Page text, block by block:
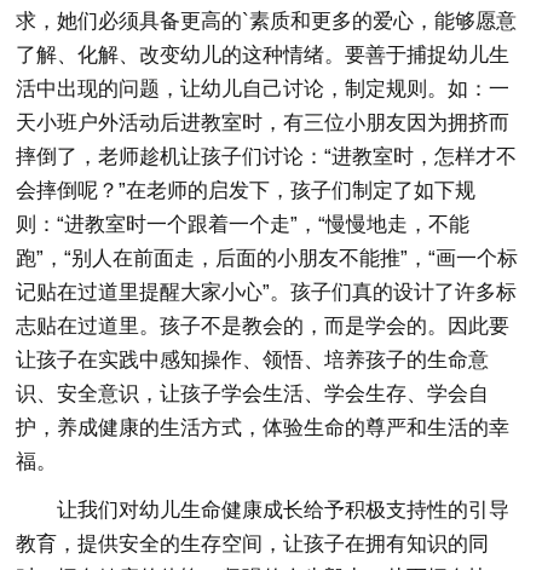
求，她们必须具备更高的`素质和更多的爱心，能够愿意
了解、化解、改变幼儿的这种情绪。要善于捕捉幼儿生
活中出现的问题，让幼儿自己讨论，制定规则。如：一
天小班户外活动后进教室时，有三位小朋友因为拥挤而
摔倒了，老师趁机让孩子们讨论：“进教室时，怎样才不
会摔倒呢？”在老师的启发下，孩子们制定了如下规
则：“进教室时一个跟着一个走”，“慢慢地走，不能
跑”，“别人在前面走，后面的小朋友不能推”，“画一个标
记贴在过道里提醒大家小心”。孩子们真的设计了许多标
志贴在过道里。孩子不是教会的，而是学会的。因此要
让孩子在实践中感知操作、领悟、培养孩子的生命意
识、安全意识，让孩子学会生活、学会生存、学会自
护，养成健康的生活方式，体验生命的尊严和生活的幸
福。
让我们对幼儿生命健康成长给予积极支持性的引导
教育，提供安全的生存空间，让孩子在拥有知识的同